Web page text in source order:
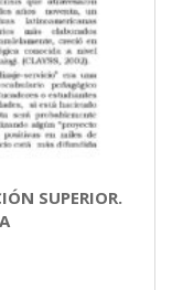
SUPERIOR.